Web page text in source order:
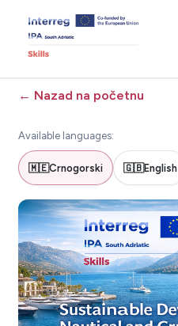
← Nazad na početnu
Available languages:
🇲🇪Crnogorski 🇬🇧English